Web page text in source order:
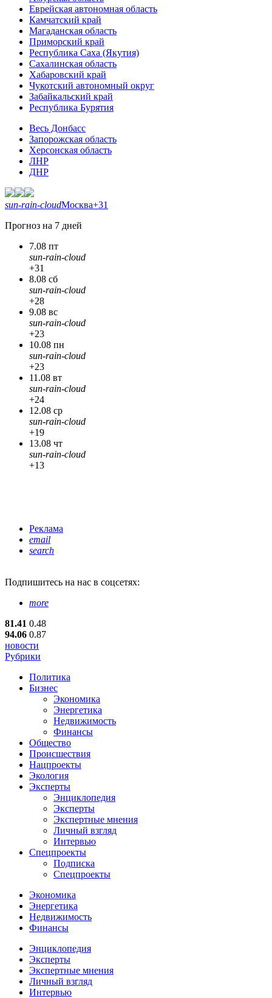
Еврейская автономная область
Камчатский край
Магаданская область
Приморский край
Республика Саха (Якутия)
Сахалинская область
Хабаровский край
Чукотский автономный округ
Забайкальский край
Республика Бурятия
Весь Донбасс
Запорожская область
Херсонская область
ЛНР
ДНР
sun-rain-cloudМосква+31
Прогноз на 7 дней
7.08 пт
sun-rain-cloud
+31
8.08 сб
sun-rain-cloud
+28
9.08 вс
sun-rain-cloud
+23
10.08 пн
sun-rain-cloud
+23
11.08 вт
sun-rain-cloud
+24
12.08 ср
sun-rain-cloud
+19
13.08 чт
sun-rain-cloud
+13
Реклама
email
search
Подпишитесь на нас в соцсетях:
more
81.41 0.48
94.06 0.87
новости
Рубрики
Политика
Бизнес
Экономика
Энергетика
Недвижимость
Финансы
Общество
Происшествия
Нацпроекты
Экология
Эксперты
Энциклопедия
Эксперты
Экспертные мнения
Личный взгляд
Интервью
Спецпроекты
Подписка
Спецпроекты
Экономика
Энергетика
Недвижимость
Финансы
Энциклопедия
Эксперты
Экспертные мнения
Личный взгляд
Интервью